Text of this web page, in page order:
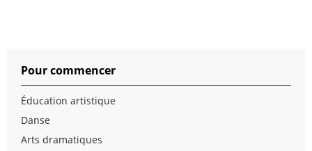
Pour commencer
Éducation artistique
Danse
Arts dramatiques